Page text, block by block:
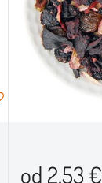
od 2,53 €